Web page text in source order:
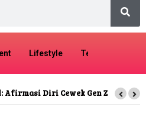
Lifestyle Tech
Afirmasi Diri Cewek Gen Z